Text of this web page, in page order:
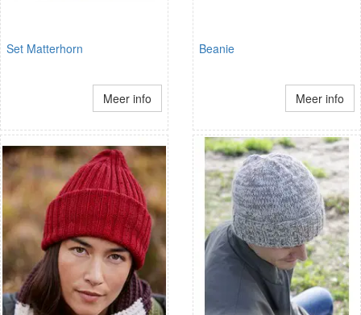
Set Matterhorn
Meer info
Beanie
Meer info